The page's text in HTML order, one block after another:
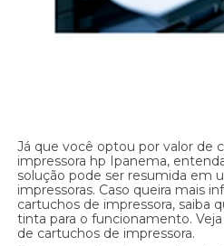
Já que você optou por valor de
impressora hp Ipanema,
solução pode ser resumida em
impressoras. Caso queira mais
cartuchos de impressora, saiba
tinta para o funcionamento.
de cartuchos de impressora.